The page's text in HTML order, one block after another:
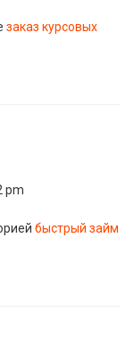
заказ курсовых
pm
быстрый займ